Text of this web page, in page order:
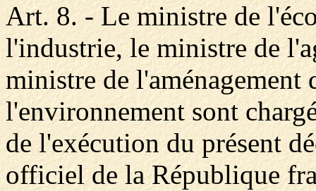
Art. 8. - Le ministre de
l'industrie, le ministre de
ministre de l'aménagement
l'environnement sont
de l'exécution du présent
officiel de la République